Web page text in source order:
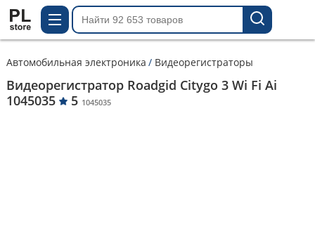
Автомобильная электроника Видеорегистраторы
Видеорегистратор Roadgid Citygo 3 Wi Fi Ai
1045035
5 1045035